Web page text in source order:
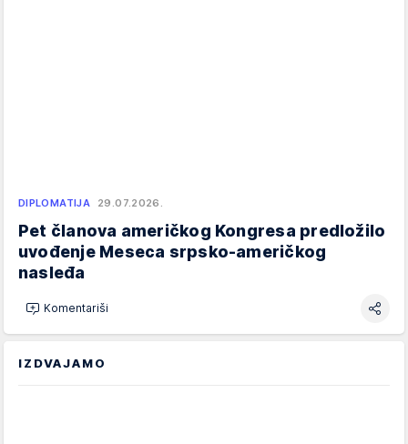
DIPLOMATIJA 29.07.2026.
Pet članova američkog Kongresa predložilo
uvođenje Meseca srpsko-američkog
nasleđa
Komentariši
IZDVAJAMO